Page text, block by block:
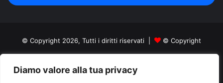
Diamo valore alla tua privacy
mail
© Copyright 2026, Tutti i diritti riservati |
© Copyright
Pugliapress - Quotidiano online editore associazione giornalisti
riuniti registrato presso il tribunale di Taranto al n. 569/2000 del